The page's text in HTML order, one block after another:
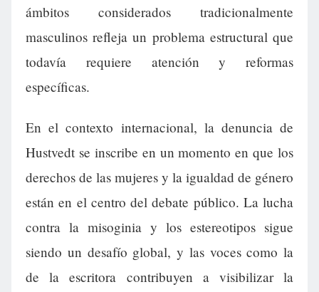
ámbitos considerados tradicionalmente
masculinos refleja un problema estructural que
todavía requiere atención y reformas
específicas.
En el contexto internacional, la denuncia de
Hustvedt se inscribe en un momento en que los
derechos de las mujeres y la igualdad de género
están en el centro del debate público. La lucha
contra la misoginia y los estereotipos sigue
siendo un desafío global, y las voces como la
de la escritora contribuyen a visibilizar la